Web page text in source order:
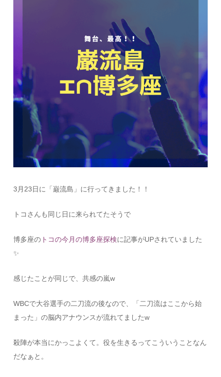
3月23日に「巌流島」に行ってきました！！
トコさんも同じ日に来られてたそうで
博多座の トコの今月の博多座探検に記事がUPされていました
✨
感じたことが同じで、共感の嵐w
WBCで大谷選手の二刀流の後なので、「二刀流はここから始
まった」の脳内アナウンスが流れてましたw
殺陣が本当にかっこよくて。役を生きるってこういうことなん
だなぁと。